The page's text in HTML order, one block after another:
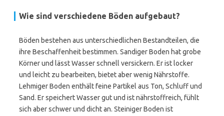
Wie sind verschiedene Böden aufgebaut?
Böden bestehen aus unterschiedlichen Bestandteilen, die
ihre Beschaffenheit bestimmen. Sandiger Boden hat grobe
Körner und lässt Wasser schnell versickern. Er ist locker
und leicht zu bearbeiten, bietet aber wenig Nährstoffe.
Lehmiger Boden enthält feine Partikel aus Ton, Schluff und
Sand. Er speichert Wasser gut und ist nährstoffreich, fühlt
sich aber schwer und dicht an. Steiniger Boden ist